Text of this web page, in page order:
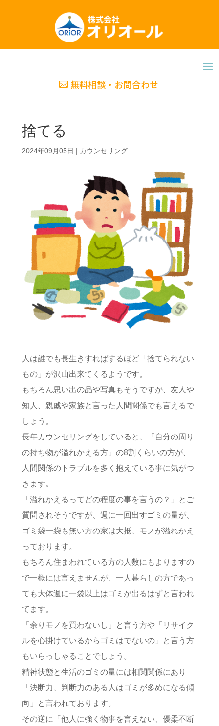
無料相談・お問合わせ
捨てる
2024年09月05日 | カウンセリング
人は誰でも長生きすればするほど「捨てられない
もの」が沢山出来てくるようです。
もちろん思い出の品や写真もそうですが、友人や
知人、親戚や家族と言った人間関係でも言えるで
しょう。
長年カウンセリングをしていると、「自分の周り
の持ち物が溢れかえる方」の8割くらいの方が、
人間関係のトラブルを多く抱えている事に気がつ
きます。
「溢れかえるってどの程度の事を言うの？」とご
質問されそうですが、週に一回出すゴミの量が、
ゴミ袋一袋も無い方の家は大抵、モノが溢れかえ
っております。
もちろん住まわれている方の人数にもよりますの
で一概には言えませんが、一人暮らしの方であっ
ても大体週に一袋以上はゴミが出るはずと言われ
てます。
「余りモノを買わないし」と言う方や「リサイク
ルを心掛けているからゴミはでないの」と言う方
もいらっしゃることでしょう。
精神状態と生活のゴミの量には相関関係にあり
「決断力、判断力のある人はゴミが多めになる傾
向」と言われております。
その逆に「他人に強く物事を言えない、優柔不断